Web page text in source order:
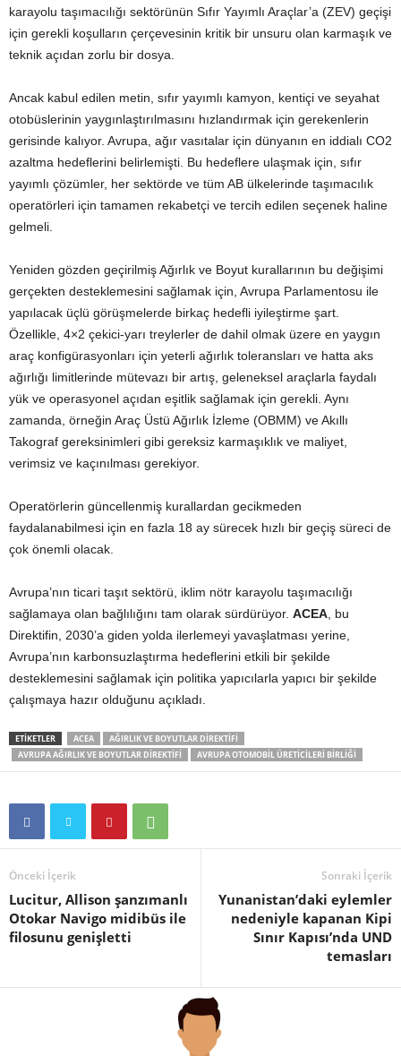
karayolu taşımacılığı sektörünün Sıfır Yayımlı Araçlar’a (ZEV) geçişi
için gerekli koşulların çerçevesinin kritik bir unsuru olan karmaşık ve
teknik açıdan zorlu bir dosya.
Ancak kabul edilen metin, sıfır yayımlı kamyon, kentiçi ve seyahat
otobüslerinin yaygınlaştırılmasını hızlandırmak için gerekenlerin
gerisinde kalıyor. Avrupa, ağır vasıtalar için dünyanın en iddialı CO2
azaltma hedeflerini belirlemişti. Bu hedeflere ulaşmak için, sıfır
yayımlı çözümler, her sektörde ve tüm AB ülkelerinde taşımacılık
operatörleri için tamamen rekabetçi ve tercih edilen seçenek haline
gelmeli.
Yeniden gözden geçirilmiş Ağırlık ve Boyut kurallarının bu değişimi
gerçekten desteklemesini sağlamak için, Avrupa Parlamentosu ile
yapılacak üçlü görüşmelerde birkaç hedefli iyileştirme şart.
Özellikle, 4×2 çekici-yarı treylerler de dahil olmak üzere en yaygın
araç konfigürasyonları için yeterli ağırlık toleransları ve hatta aks
ağırlığı limitlerinde mütevazı bir artış, geleneksel araçlarla faydalı
yük ve operasyonel açıdan eşitlik sağlamak için gerekli. Aynı
zamanda, örneğin Araç Üstü Ağırlık İzleme (OBMM) ve Akıllı
Takograf gereksinimleri gibi gereksiz karmaşıklık ve maliyet,
verimsiz ve kaçınılması gerekiyor.
Operatörlerin güncellenmiş kurallardan gecikmeden
faydalanabilmesi için en fazla 18 ay sürecek hızlı bir geçiş süreci de
çok önemli olacak.
Avrupa’nın ticari taşıt sektörü, iklim nötr karayolu taşımacılığı
sağlamaya olan bağlılığını tam olarak sürdürüyor. ACEA , bu
Direktifin, 2030’a giden yolda ilerlemeyi yavaşlatması yerine,
Avrupa’nın karbonsuzlaştırma hedeflerini etkili bir şekilde
desteklemesini sağlamak için politika yapıcılarla yapıcı bir şekilde
çalışmaya hazır olduğunu açıkladı.
ETIKETLER ACEA
AĞIRLIK VE BOYUTLAR DIREKTIFI
AVRUPA AĞIRLIK VE BOYUTLAR DIREKTIFI
AVRUPA OTOMOBIL ÜRETICILERI BIRLIĞI
Önceki İçerik
Lucitur, Allison şanzımanlı
Otokar Navigo midibüs ile
filosunu genişletti
Sonraki İçerik
Yunanistan’daki eylemler
nedeniyle kapanan Kipi
Sınır Kapısı’nda UND
temasları